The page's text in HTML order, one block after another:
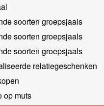
soorten groepsjaals
soorten groepsjaals
soorten groepsjaals
relatiegeschenken
op muts